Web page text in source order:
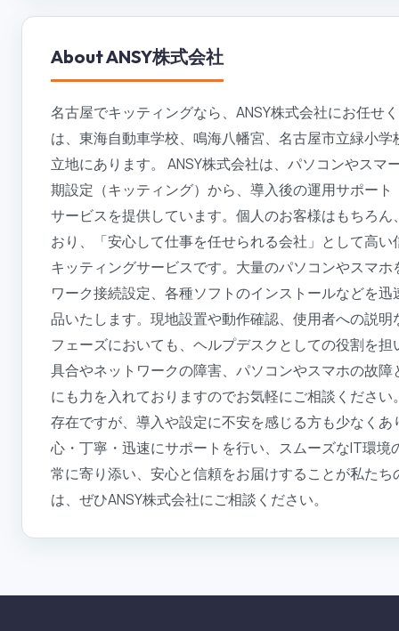
AboutANSY株式会社
名古屋でキッティングなら、ANSY株式会社にお任せ
は、東海自動車学校、鳴海八幡宮、名古屋市立緑小
立地にあります。 ANSY株式会社は、パソコンやス
期設定（キッティング）から、導入後の運用サポー
サービスを提供しています。個人のお客様はもちろ
おり、「安心して仕事を任せられる会社」として高
キッティングサービスです。大量のパソコンやスマ
ワーク接続設定、各種ソフトのインストールなどを
品いたします。現地設置や動作確認、使用者への説
フェーズにおいても、ヘルプデスクとしての役割を
具合やネットワークの障害、パソコンやスマホの故
にも力を入れておりますのでお気軽にご相談くださ
存在ですが、導入や設定に不安を感じる方も少なく
心・丁寧・迅速にサポートを行い、スムーズなIT環
常に寄り添い、安心と信頼をお届けすることが私た
は、ぜひANSY株式会社にご相談ください。